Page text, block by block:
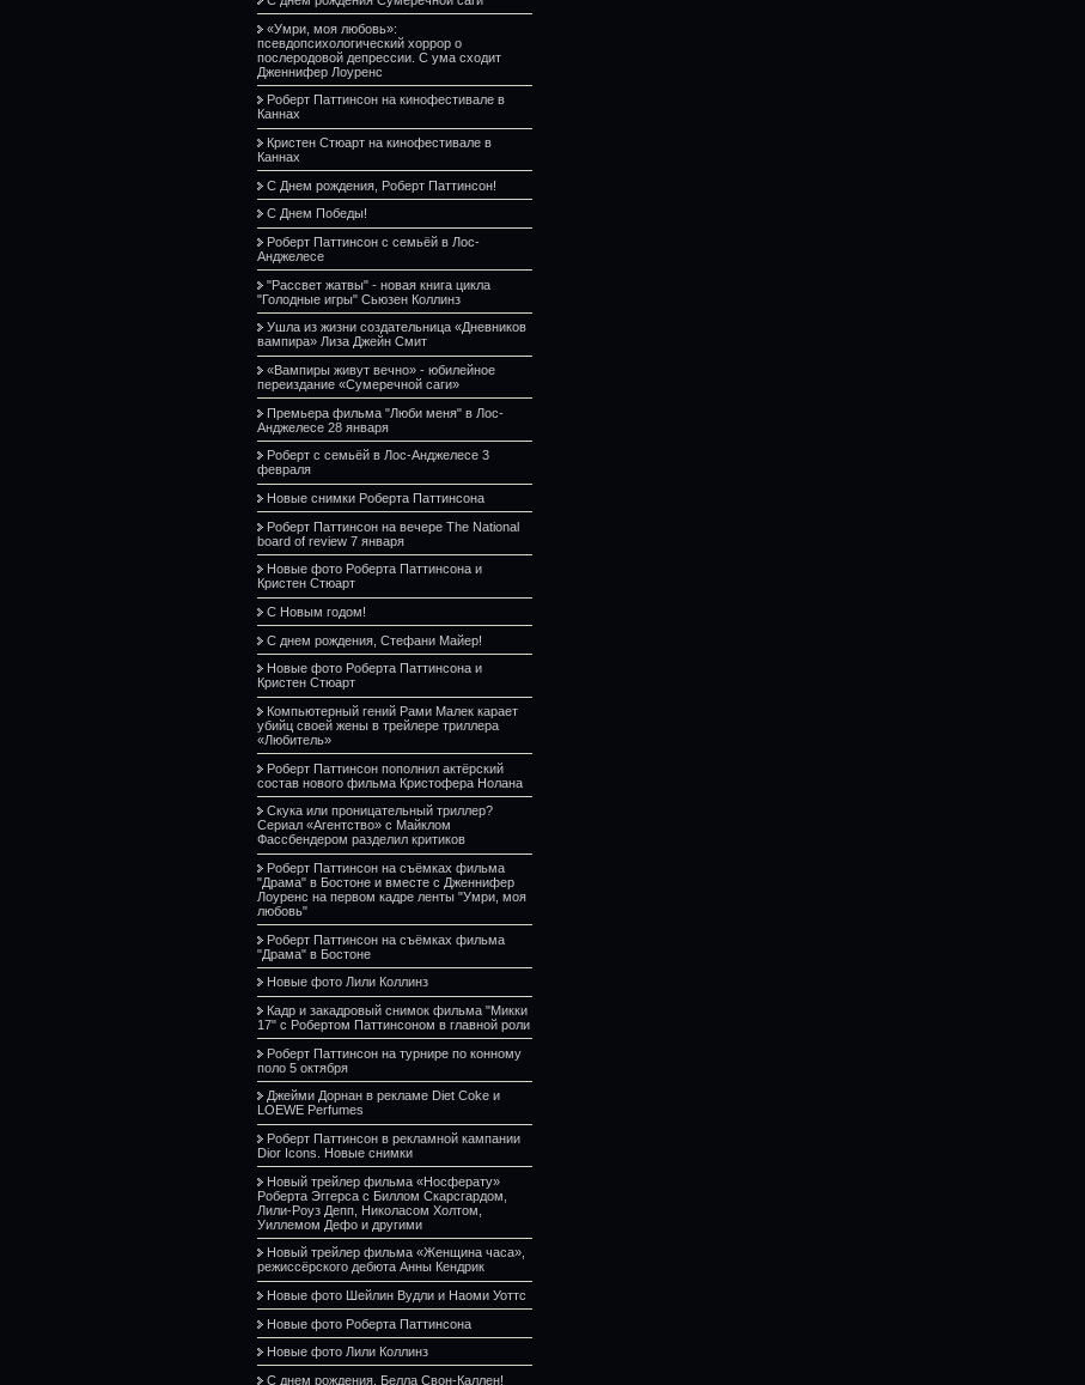
«Умри, моя любовь»:
псевдопсихологический хоррор о
послеродовой депрессии. С ума сходит
Дженнифер Лоуренс
Роберт Паттинсон на кинофестивале в
Каннах
Кристен Стюарт на кинофестивале в
Каннах
С Днем рождения, Роберт Паттинсон!
С Днем Победы!
Роберт Паттинсон с семьёй в Лос-
Анджелесе
"Рассвет жатвы" - новая книга цикла
"Голодные игры" Сьюзен Коллинз
Ушла из жизни создательница «Дневников
вампира» Лиза Джейн Смит
«Вампиры живут вечно» - юбилейное
переиздание «Сумеречной саги»
Премьера фильма "Люби меня" в Лос-
Анджелесе 28 января
Роберт с семьёй в Лос-Анджелесе 3
февраля
Новые снимки Роберта Паттинсона
Роберт Паттинсон на вечере The National
board of review 7 января
Новые фото Роберта Паттинсона и
Кристен Стюарт
С Новым годом!
С днем рождения, Стефани Майер!
Новые фото Роберта Паттинсона и
Кристен Стюарт
Компьютерный гений Рами Малек карает
убийц своей жены в трейлере триллера
«Любитель»
Роберт Паттинсон пополнил актёрский
состав нового фильма Кристофера Нолана
Скука или проницательный триллер?
Сериал «Агентство» с Майклом
Фассбендером разделил критиков
Роберт Паттинсон на съёмках фильма
"Драма" в Бостоне и вместе с Дженнифер
Лоуренс на первом кадре ленты "Умри, моя
любовь"
Роберт Паттинсон на съёмках фильма
"Драма" в Бостоне
Новые фото Лили Коллинз
Кадр и закадровый снимок фильма "Микки
17" с Робертом Паттинсоном в главной роли
Роберт Паттинсон на турнире по конному
поло 5 октября
Джейми Дорнан в рекламе Diet Coke и
LOEWE Perfumes
Роберт Паттинсон в рекламной кампании
Dior Icons. Новые снимки
Новый трейлер фильма «Носферату»
Роберта Эггерса с Биллом Скарсгардом,
Лили-Роуз Депп, Николасом Холтом,
Уиллемом Дефо и другими
Новый трейлер фильма «Женщина часа»,
режиссёрского дебюта Анны Кендрик
Новые фото Шейлин Вудли и Наоми Уоттс
Новые фото Роберта Паттинсона
Новые фото Лили Коллинз
С днем рождения, Белла Свон-Каллен!